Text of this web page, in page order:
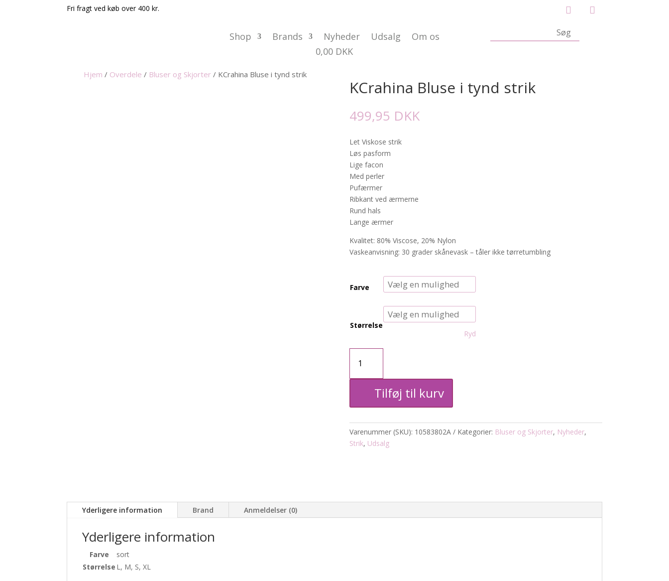
Fri fragt ved køb over 400 kr.
Shop Brands Nyheder Udsalg
Om os
0,00 DKK
Hjem / Overdele / Bluser og Skjorter / KCrahina Bluse i tynd strik
KCrahina Bluse i tynd strik
499,95 DKK
Let Viskose strik
Løs pasform
Lige facon
Med perler
Pufærmer
Ribkant ved ærmerne
Rund hals
Lange ærmer
Kvalitet: 80% Viscose, 20% Nylon
Vaskeanvisning: 30 grader skånevask – tåler ikke tørretumbling
Farve
Størrelse
Ryd
Bluse
tynd
strik
Tilføj til kurv
Varenummer (SKU): 10583802A Kategorier: Bluser og Skjorter, Nyheder,
Strik, Udsalg
Yderligere information Brand Anmeldelser (0)
Yderligere information
Farve
sort
Størrelse L, M, S, XL